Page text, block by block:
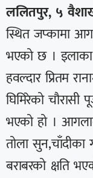
ललितपुर, ५
स्थित जप्कामा
भएको छ । इलाका
हवल्दार प्रितम
घिमिरेको
भएको हो ।
तोला
बराबरको क्षति